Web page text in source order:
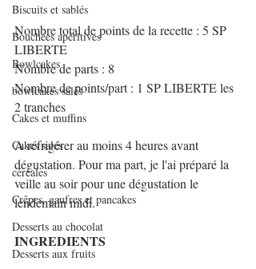
Biscuits et sablés
Bouchées apéritives
Bowlcakes
bowlcakes salés
Cakes et muffins
Cakes salés
céréales
Crêpes, gaufres et pancakes
Desserts au chocolat
Desserts aux fruits
Nombre total de points de la recette : 5 SP
LIBERTE
Nombre de parts : 8
Nombre de points/part : 1 SP LIBERTE les
2 tranches
A réfrigérer au moins 4 heures avant
dégustation. Pour ma part, je l'ai préparé la
veille au soir pour une dégustation le
lendemain midi.
INGREDIENTS